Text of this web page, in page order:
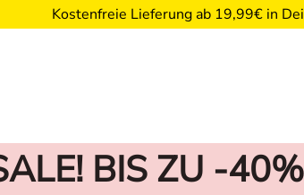
Kostenfreie Lieferung ab 19,99€ in
BIS ZU -